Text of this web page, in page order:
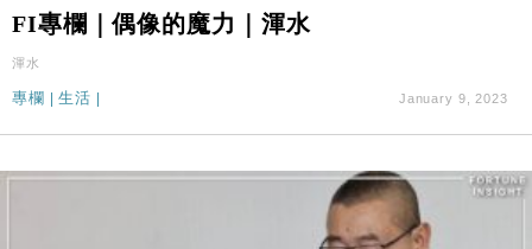
FI專欄｜偶像的魔力｜渾水
渾水
專欄 |生活 | January 9, 2023